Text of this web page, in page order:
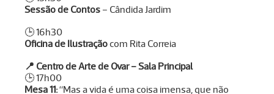
Sessão de Contos – Cândida Jardim
🕒 16h30
Oficina de Ilustraçãocom Rita Correia
📍 Centro de Arte de Ovar – Sala Principal
🕒 17h00
Mesa 11:“Mas a vida é uma coisa imensa, que não